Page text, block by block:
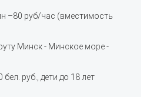
–80 руб/час (вместимость
Минск - Минское море -
руб., дети до 18 лет